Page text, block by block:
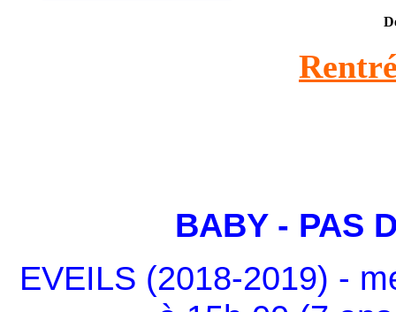
BABY - PAS
EVEILS (2018-2019) -